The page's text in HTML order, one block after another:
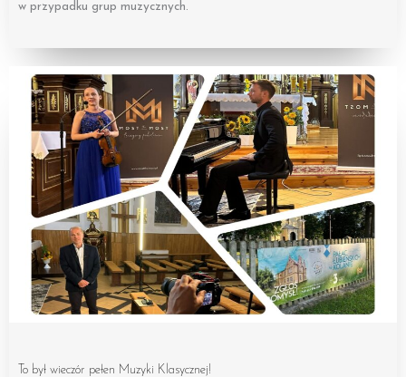
w przypadku grup muzycznych.
To był wieczór pełen Muzyki Klasycznej!